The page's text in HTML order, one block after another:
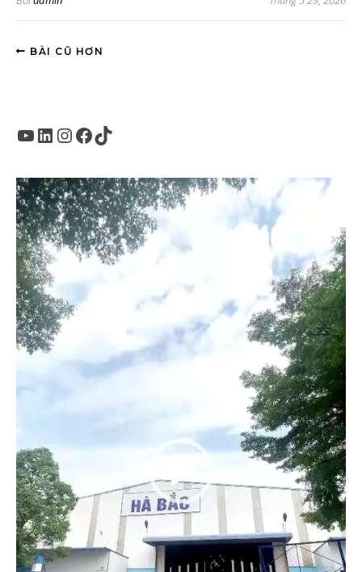
BÀI CŨ HƠN
Youtube
LinkedIn
Instagram
Facebook
TikTok
Trình
chơi
Video